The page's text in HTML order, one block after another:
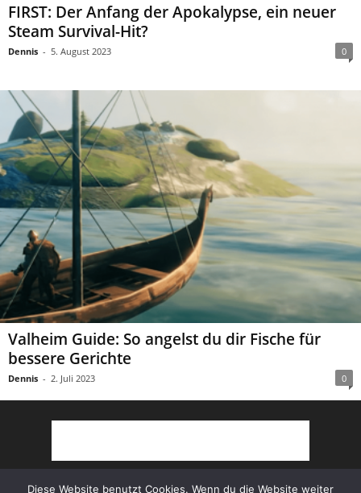
FIRST: Der Anfang der Apokalypse, ein neuer
Steam Survival-Hit?
Dennis - 5. August 2023 0
Valheim Guide: So angelst du dir Fische für
bessere Gerichte
Dennis - 2. Juli 2023 0
Diese Website benutzt Cookies. Wenn du die Website weiter